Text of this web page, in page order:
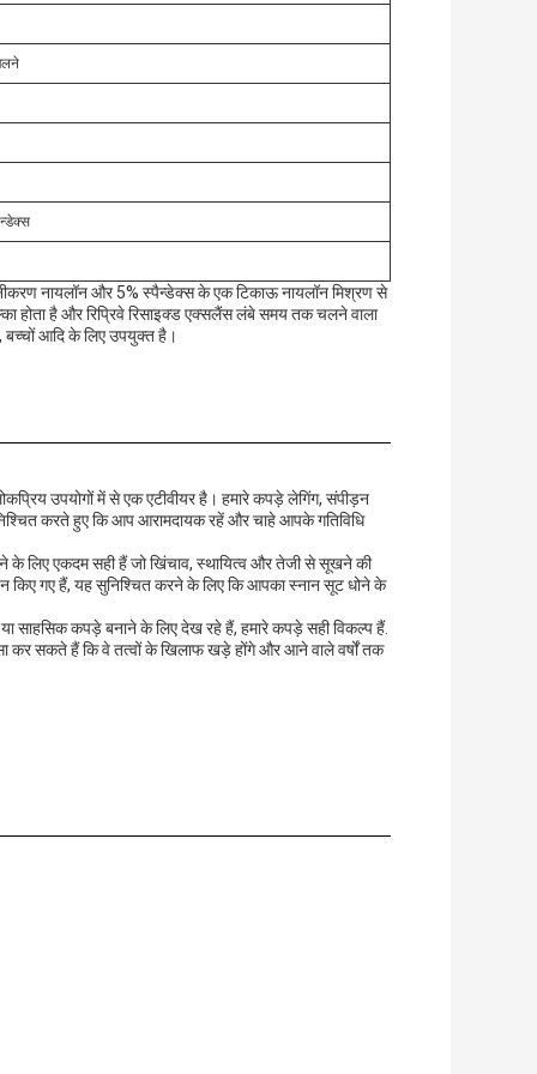
नायलॉन और 5% स्पैन्डेक्स के एक टिकाऊ नायलॉन मिश्रण से
होता है और रिप्रिवे रिसाइक्ड एक्सलैंस लंबे समय तक चलने वाला
बच्चों आदि के लिए उपयुक्त है।
उपयोगों में से एक एटीवीयर है। हमारे कपड़े लेगिंग, संपीड़न
करते हुए कि आप आरामदायक रहें और चाहे आपके गतिविधि
के लिए एकदम सही हैं जो खिंचाव, स्थायित्व और तेजी से सूखने की
किए गए हैं, यह सुनिश्चित करने के लिए कि आपका स्नान सूट धोने के
साहसिक कपड़े बनाने के लिए देख रहे हैं, हमारे कपड़े सही विकल्प हैं.
कर सकते हैं कि वे तत्वों के खिलाफ खड़े होंगे और आने वाले वर्षों तक